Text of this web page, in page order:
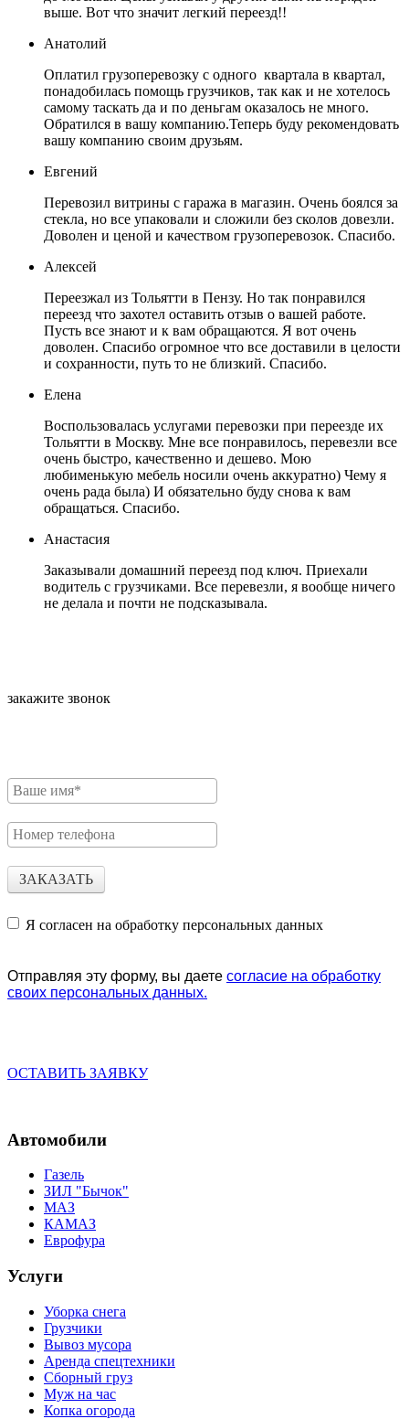
выше. Вот что значит легкий переезд!!
Анатолий
Оплатил грузоперевозку с одного квартала в квартал,
понадобилась помощь грузчиков, так как и не хотелось
самому таскать да и по деньгам оказалось не много.
Обратился в вашу компанию.Теперь буду рекомендовать
вашу компанию своим друзьям.
Евгений
Перевозил витрины с гаража в магазин. Очень боялся за
стекла, но все упаковали и сложили без сколов довезли.
Доволен и ценой и качеством грузоперевозок. Спасибо.
Алексей
Переезжал из Тольятти в Пензу. Но так понравился
переезд что захотел оставить отзыв о вашей работе.
Пусть все знают и к вам обращаются. Я вот очень
доволен. Спасибо огромное что все доставили в целости
и сохранности, путь то не близкий. Спасибо.
Елена
Воспользовалась услугами перевозки при переезде их
Тольятти в Москву. Мне все понравилось, перевезли все
очень быстро, качественно и дешево. Мою
любименькую мебель носили очень аккуратно) Чему я
очень рада была) И обязательно буду снова к вам
обращаться. Спасибо.
Анастасия
Заказывали домашний переезд под ключ. Приехали
водитель с грузчиками. Все перевезли, я вообще ничего
не делала и почти не подсказывала.
закажите звонок
ЗАКАЗАТЬ
Я согласен на обработку персональных данных
Отправляя эту форму, вы даете согласие на обработку
своих персональных данных.
ОСТАВИТЬ ЗАЯВКУ
Автомобили
Газель
ЗИЛ "Бычок"
МАЗ
КАМАЗ
Еврофура
Услуги
Уборка снега
Грузчики
Вывоз мусора
Аренда спецтехники
Сборный груз
Муж на час
Копка огорода